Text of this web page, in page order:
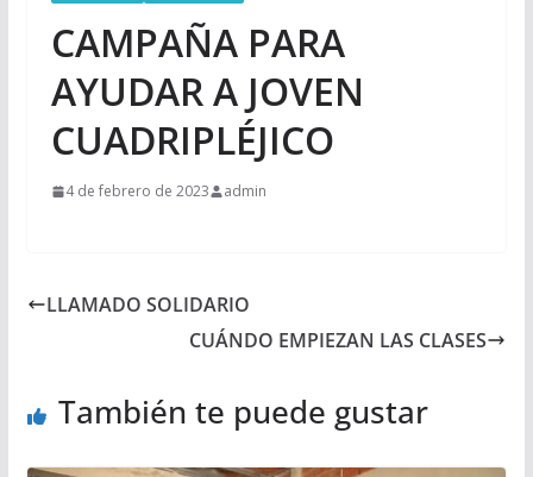
CAMPAÑA PARA
AYUDAR A JOVEN
CUADRIPLÉJICO
4 de febrero de 2023 admin
LLAMADO SOLIDARIO
CUÁNDO EMPIEZAN LAS CLASES
También te puede gustar